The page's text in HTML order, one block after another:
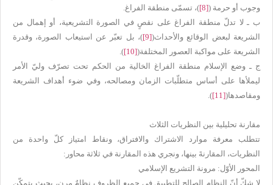
وجوب أو حرمة ([8])، تسمّى منطقة الفراغ.
ب ـ لا تدلّ منطقة الفراغ على نقصٍ في الصورة التشريعية، أو إهمال من
الشريعة لبعض الوقائع والأحداث([9])، بل تعبّر عن استيعاب الصورة، وقدرة
الشريعة على مواكبة العصور المختلفة([10]
).
ج ـ وضع الإسلام منطقة الفراغ الخالية من الحكم تحت تصرّف وليّ الأمر
ليملأها على أساس متطلّبات الزمان ومصالحه، وفي ضوء أهداف الشريعة
ومقاصدها([11]
).
مقارنة تحليلية بين النظريات الثلاث
تتطلب معرفة موارد الاشتراك والافتراق، ونقاط امتياز كلّ واحدة من
النظريات، المقارنةَ بينها، ونجري هذه المقارنة في ثلاثة محاور:
المحور الأوّل: مرونة التشريع الإسلامي
لا شكّ أنّ النظام الصالح للتطبيق في جميع الظروف نظامٌ مرن، بحيث يتمكّن